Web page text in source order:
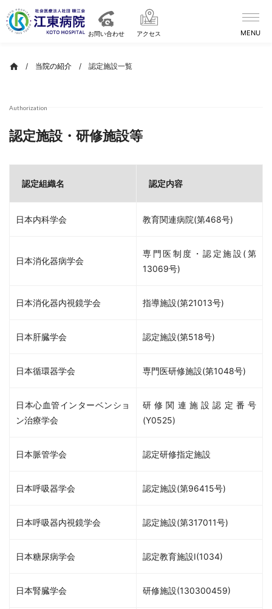
to
content
お問い合わせ アクセス
/ 当院の紹介 / 認定施設一覧
Authorization
認定施設・研修施設等
認定組織名 認定内容
日本内科学会 教育関連病院(第468号)
日本消化器病学会
専門医制度・認定施設(第
13069号)
日本消化器内視鏡学会 指導施設(第21013号)
日本肝臓学会 認定施設(第518号)
日本循環器学会 専門医研修施設(第1048号)
日本心血管インターベンショ
ン治療学会
研修関連施設認定番号
(Y0525)
日本脈管学会 認定研修指定施設
日本呼吸器学会 認定施設(第96415号)
日本呼吸器内視鏡学会 認定施設(第317011号)
日本糖尿病学会 認定教育施設Ⅰ(1034)
日本腎臓学会 研修施設(130300459)